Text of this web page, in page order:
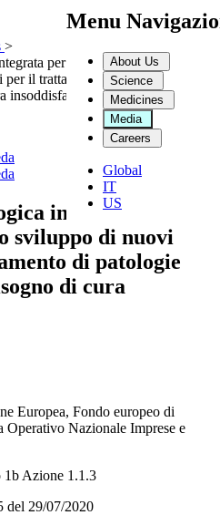
Menu
About Us
Science
Medicines
Media
Careers
Global
IT
US
>
per l’identificazione e lo
il trattamento di patologie rare o
insoddisfatto
integrata per
sviluppo di nuovi
di patologie
di cura
Europea, Fondo europeo di
Operativo Nazionale Imprese e
1b Azione 1.1.3
del 29/07/2020